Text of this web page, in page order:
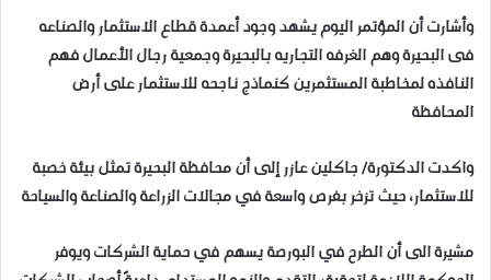
وأشارت أن المؤتمر اليوم يشهد وجود أعمدة قطاع الاستثمار والصناعه
فى البحيرة وهم الغرفه التجاريه بالبحيرة وجمعية رجال الأعمال فهم
النافذه لمخاطبة المستثمرين كنماذج ناجحه للاستثمار على أرض
المحافظة
واكدت الدكتورة/ جاكلين عازر إلى أن محافظة البحيرة تمثل بيئة خصبة
للاستثمار، حيث تزخر بفرص واسعة في مجالات الزراعة والصناعة والسياحة
مشيرة الى أن الطرح في البورصة يسهم في حماية الشركات ويوفر